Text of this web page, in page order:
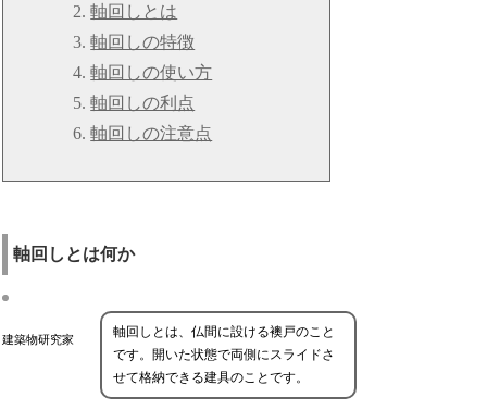
軸回しとは
軸回しの特徴
軸回しの使い方
軸回しの利点
軸回しの注意点
軸回しとは何か
建築物研究家
軸回しとは、仏間に設ける襖戸のこと
です。開いた状態で両側にスライドさ
せて格納できる建具のことです。